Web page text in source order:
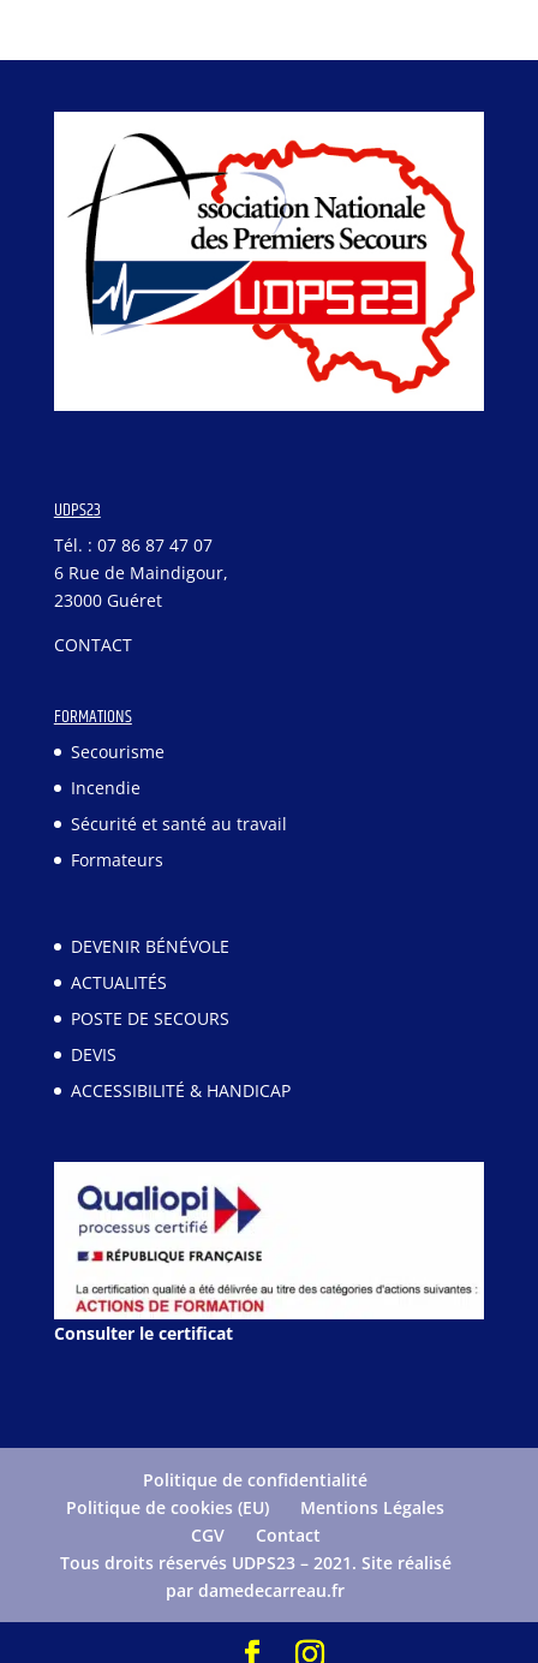
UDPS23
Tél. : 07 86 87 47 07
6 Rue de Maindigour,
23000 Guéret
CONTACT
FORMATIONS
Secourisme
Incendie
Sécurité et santé au travail
Formateurs
DEVENIR BÉNÉVOLE
ACTUALITÉS
POSTE DE SECOURS
DEVIS
ACCESSIBILITÉ & HANDICAP
Consulter le certificat
Politique de confidentialité
Politique de cookies (EU)
Mentions Légales
CGV
Contact
Tous droits réservés UDPS23 – 2021. Site réalisé
par damedecarreau.fr